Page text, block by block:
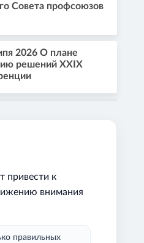
Совета профсоюзов
2026 О плане
решений XXIX
привести к
внимания
правильных